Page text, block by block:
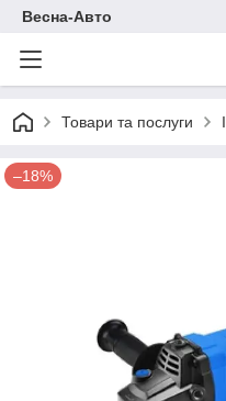
Весна-Авто
Товари та послуги
–18%